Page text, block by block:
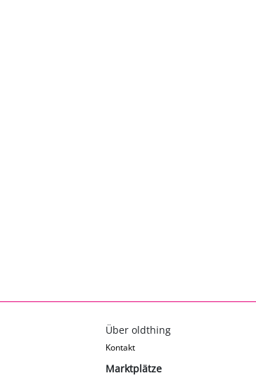
Über oldthing
Kontakt
Marktplätze